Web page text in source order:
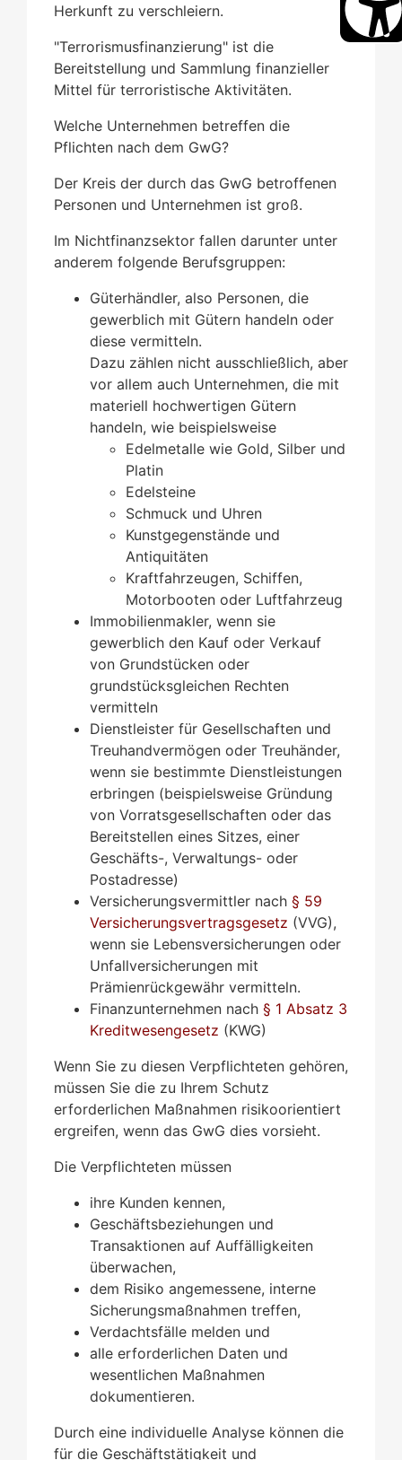
Herkunft zu verschleiern.
"Terrorismusfinanzierung" ist die
Bereitstellung und Sammlung finanzieller
Mittel für terroristische Aktivitäten.
Welche Unternehmen betreffen die
Pflichten nach dem GwG?
Der Kreis der durch das GwG betroffenen
Personen und Unternehmen ist groß.
Im Nichtfinanzsektor fallen darunter unter
anderem folgende Berufsgruppen:
Güterhändler, also Personen, die
gewerblich mit Gütern handeln oder
diese vermitteln.
Dazu zählen nicht ausschließlich, aber
vor allem auch Unternehmen, die mit
materiell hochwertigen Gütern
handeln, wie beispielsweise
Edelmetalle wie Gold, Silber und
Platin
Edelsteine
Schmuck und Uhren
Kunstgegenstände und
Antiquitäten
Kraftfahrzeugen, Schiffen,
Motorbooten oder Luftfahrzeug
Immobilienmakler, wenn sie
gewerblich den Kauf oder Verkauf
von Grundstücken oder
grundstücksgleichen Rechten
vermitteln
Dienstleister für Gesellschaften und
Treuhandvermögen oder Treuhänder,
wenn sie bestimmte Dienstleistungen
erbringen (beispielsweise Gründung
von Vorratsgesellschaften oder das
Bereitstellen eines Sitzes, einer
Geschäfts-, Verwaltungs- oder
Postadresse)
Versicherungsvermittler nach § 59
Versicherungsvertragsgesetz (VVG),
wenn sie Lebensversicherungen oder
Unfallversicherungen mit
Prämienrückgewähr vermitteln.
Finanzunternehmen nach § 1 Absatz 3
Kreditwesengesetz (KWG)
Wenn Sie zu diesen Verpflichteten gehören,
müssen Sie die zu Ihrem Schutz
erforderlichen Maßnahmen risikoorientiert
ergreifen, wenn das GwG dies vorsieht.
Die Verpflichteten müssen
ihre Kunden kennen,
Geschäftsbeziehungen und
Transaktionen auf Auffälligkeiten
überwachen,
dem Risiko angemessene, interne
Sicherungsmaßnahmen treffen,
Verdachtsfälle melden und
alle erforderlichen Daten und
wesentlichen Maßnahmen
dokumentieren.
Durch eine individuelle Analyse können die
für die Geschäftstätigkeit und